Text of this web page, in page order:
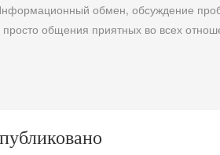
обмен, обсуждение
просто общения приятных во всех